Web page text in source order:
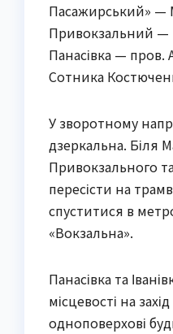
Пасажирський» —
Привокзальний —
Панасівка — пров.
Сотника
У зворотному
дзеркальна. Біля
Привокзального
пересісти на
спуститися в
«Вокзальна».
Панасівка та
місцевості на
одноповерхові